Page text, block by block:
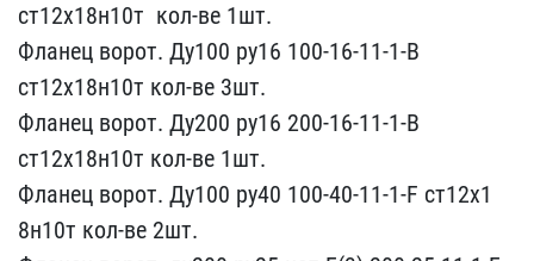
ст12х18н10т ​ кол-ве 1шт.
Фланец воро​т. Ду100 ру16 100-16-1​1-1-В
ст12х18н10т кол-в​е 3шт.
Фланец ворот. Ду2​00 ру16 200-16-11-1-В ​
ст12х18н10т кол-ве 1шт.​
Фланец ворот. Ду100 ру4​0 100-40-11-1-F ст12х1​
8н10т кол-ве 2шт.